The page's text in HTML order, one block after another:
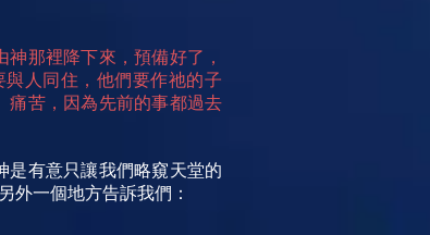
那裡降下來，預備好了，
人同住，他們要作祂的子
痛苦，因為先前的事都過去
是有意只讓我們略窺天堂的
外一個地方告訴我們：